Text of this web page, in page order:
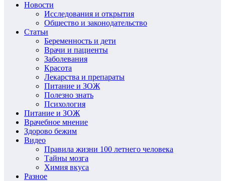
Новости
Исследования и открытия
Общество и законодательство
Статьи
Беременность и дети
Врачи и пациенты
Заболевания
Красота
Лекарства и препараты
Питание и ЗОЖ
Полезно знать
Психология
Питание и ЗОЖ
Врачебное мнение
Здорово бежим
Видео
Правила жизни 100 летнего человека
Тайны мозга
Химия вкуса
Разное